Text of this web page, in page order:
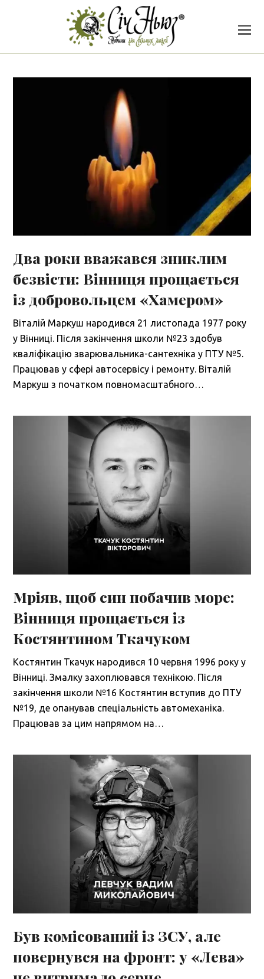
Два роки вважався зниклим
безвісти: Вінниця прощається
із добровольцем «Хамером»
Віталій Маркуш народився 21 листопада 1977 року
у Вінниці. Після закінчення школи №23 здобув
кваліфікацію зварювальника-сантехніка у ПТУ №5.
Працював у сфері автосервісу і ремонту. Віталій
Маркуш з початком повномасштабного…
Мріяв, щоб син побачив море:
Вінниця прощається із
Костянтином Ткачуком
Костянтин Ткачук народився 10 червня 1996 року у
Вінниці. Змалку захоплювався технікою. Після
закінчення школи №16 Костянтин вступив до ПТУ
№19, де опанував спеціальність автомеханіка.
Працював за цим напрямом на…
Був комісований із ЗСУ, але
повернувся на фронт: у «Лева»